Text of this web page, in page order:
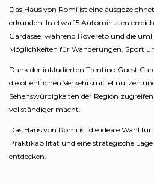
Das Haus von Romi ist eine
erkunden: In etwa 15 Autominuten
Gardasee, während Rovereto und die
Möglichkeiten für Wanderungen, Sport
Dank der inkludierten Trentino Guest
die öffentlichen Verkehrsmittel nutzen
Sehenswürdigkeiten der Region
vollständiger macht.
Das Haus von Romi ist die ideale Wahl
Praktikabilität und eine strategische
entdecken.